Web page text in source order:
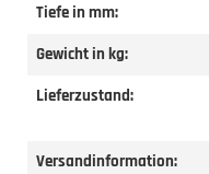
Tiefe in mm:
Gewicht in kg:
Lieferzustand:
Versandinformation: